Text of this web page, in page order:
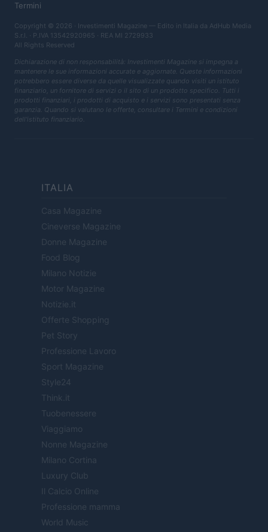
Termini
Copyright © 2026 · Investimenti Magazine — Edito in Italia da AdHub Media
S.r.l. · P.IVA 13542920965 · REA MI 2729933
All Rights Reserved
Dichiarazione di non responsabilità: Investimenti Magazine si impegna a
mantenere le sue informazioni accurate e aggiornate. Queste informazioni
potrebbero essere diverse da quelle visualizzate quando visiti un istituto
finanziario, un fornitore di servizi o il sito di un prodotto specifico. Tutti i
prodotti finanziari, i prodotti di acquisto e i servizi sono presentati senza
garanzia. Quando si valutano le offerte, consultare i Termini e condizioni
dell'istituto finanziario.
ITALIA
Casa Magazine
Cineverse Magazine
Donne Magazine
Food Blog
Milano Notizie
Motor Magazine
Notizie.it
Offerte Shopping
Pet Story
Professione Lavoro
Sport Magazine
Style24
Think.it
Tuobenessere
Viaggiamo
Nonne Magazine
Milano Cortina
Luxury Club
Il Calcio Online
Professione mamma
World Music